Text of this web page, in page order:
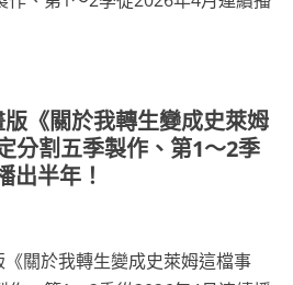
《關於我轉生變成史萊姆
分割五季製作、第1～2季
出半年！